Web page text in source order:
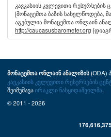
კავკასიის კვლევითი რესურსების
[მონაცემთა ბაზის სახელწოდება,
აგებულია მონაცემთა ონლაინ
http://caucasusbarometer.org
მონაცემთა ონლაინ ანალიზის(ODA)
კავკასიის კვლევითი რესურსების
შეიმუშავაირაკლი ნასყიდაშვილმა.
© 2011 - 2026
176,616,375